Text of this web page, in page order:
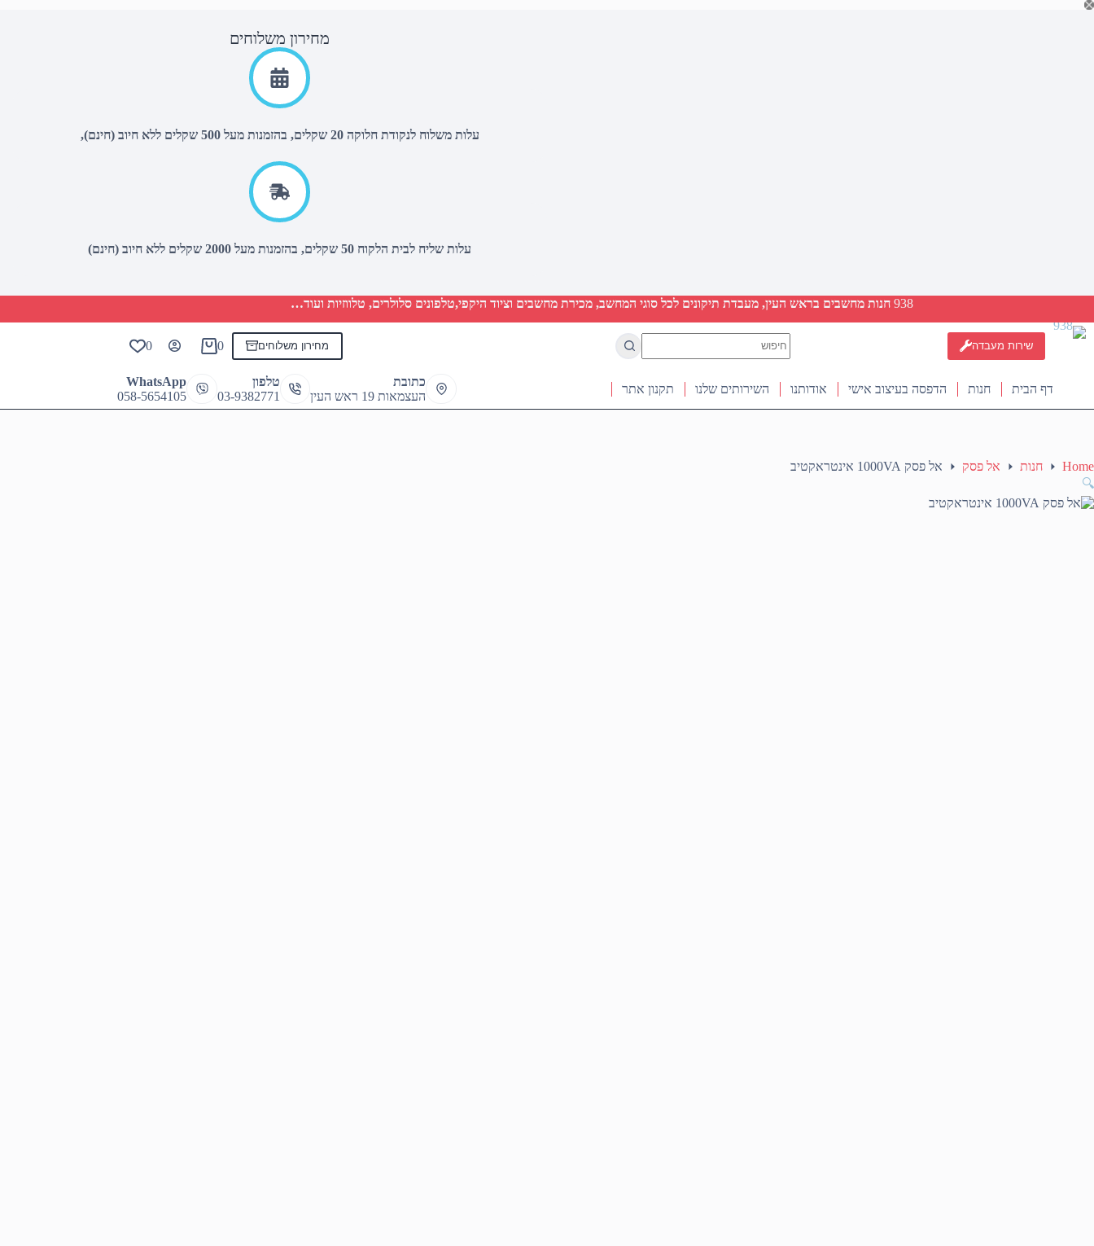
Skip
מחירון משלוחים
עלות משלוח לנקודת חלוקה 20 שקלים, בהזמנות מעל 500 שקלים ללא חיוב (חינם),
עלות שליח לבית הלקוח 50 שקלים, בהזמנות מעל 2000 שקלים ללא חיוב (חינם)
938 חנות מחשבים בראש העין, מעבדת תיקונים לכל סוגי המחשב, מכירת מחשבים וציוד היקפי,טלפונים סלולרים, טלווזיות ועוד…
שירות מעבדה
results
מחירון משלוחים
Shopping
0
0
דף הבית חנות הדפסה בעיצוב אישי אודותנו השירותים שלנו תקנון אתר
כתובת
העצמאות 19 ראש העין
טלפון
03-9382771
WhatsApp
058-5654105
Home חנות אל פסק
אל פסק 1000VA אינטראקטיב
🔍